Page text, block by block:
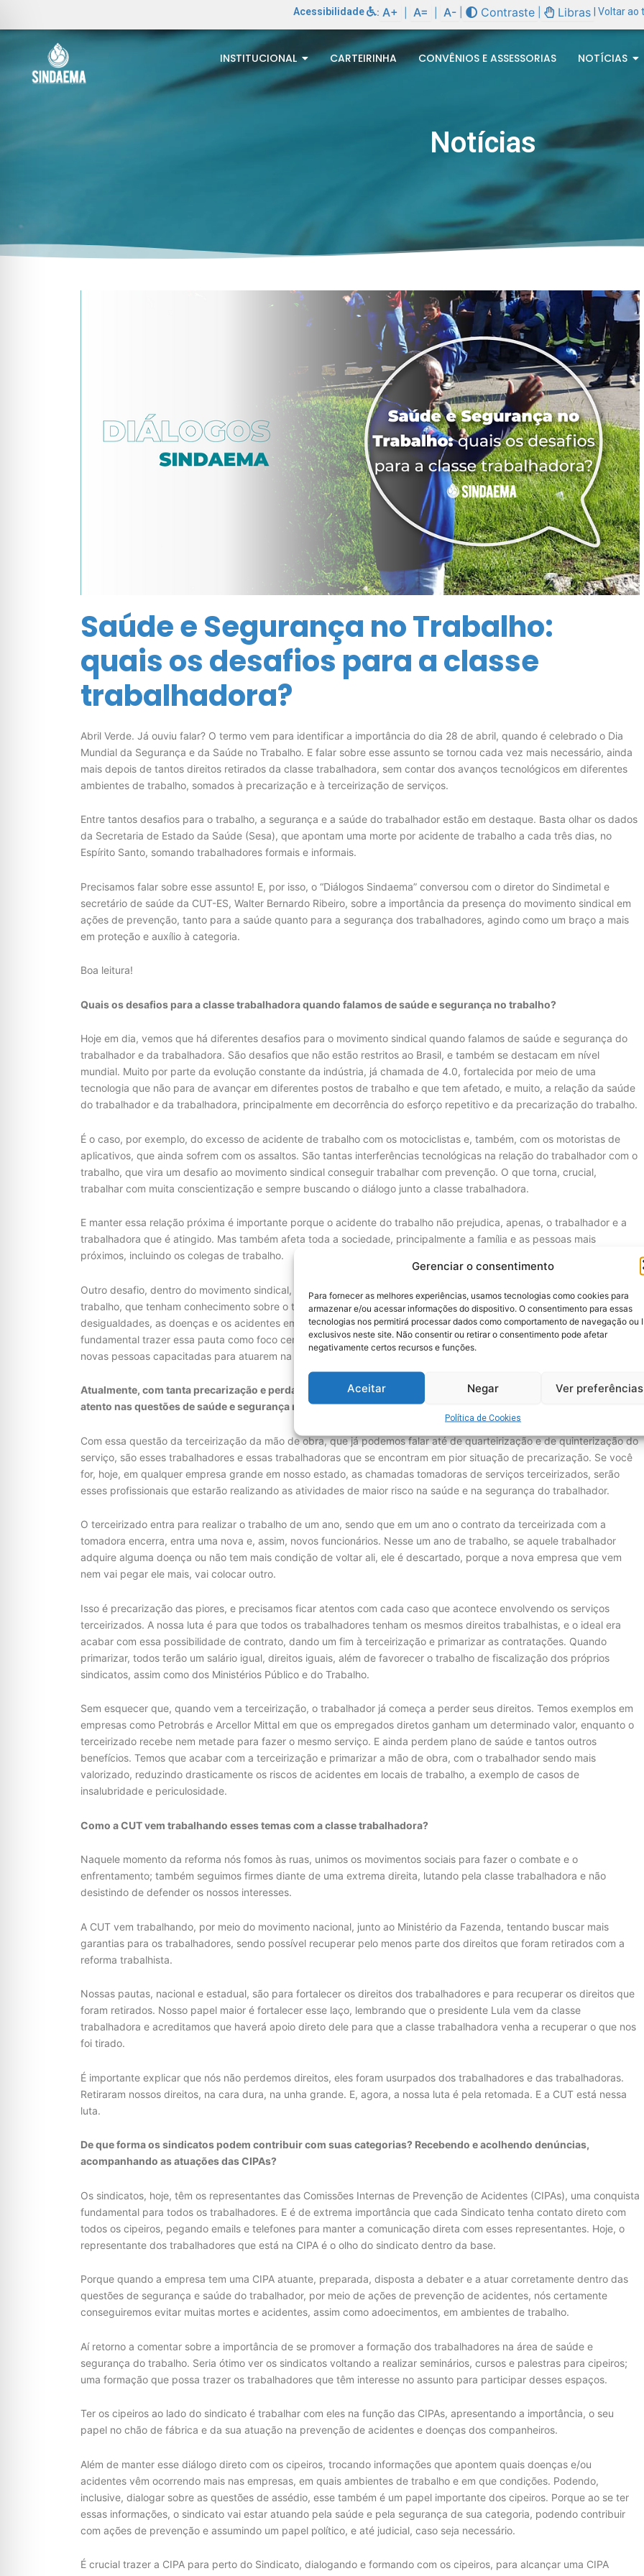
Gerenciar o consentimento
Para fornecer as melhores experiências, usamos tecnologias como cookies para
armazenar e/ou acessar informações do dispositivo. O consentimento para essas
tecnologias nos permitirá processar dados como comportamento de navegação ou
exclusivos neste site. Não consentir ou retirar o consentimento pode afetar
negativamente certos recursos e funções.
Aceitar Negar Ver preferências
Política de Cookies
Acessibilidade : A+ A= A- Contraste Libras | Voltar
INSTITUCIONAL CARTEIRINHA CONVÊNIOS E ASSESSORIAS NOTÍCIAS
Notícias
Saúde e Segurança no Trabalho:
quais os desafios para a classe
trabalhadora?
Abril Verde. Já ouviu falar? O termo vem para identificar a importância do dia 28 de abril, quando é celebrado o Dia
Mundial da Segurança e da Saúde no Trabalho. E falar sobre esse assunto se tornou cada vez mais necessário, ainda
mais depois de tantos direitos retirados da classe trabalhadora, sem contar dos avanços tecnológicos em diferentes
ambientes de trabalho, somados à precarização e à terceirização de serviços.
Entre tantos desafios para o trabalho, a segurança e a saúde do trabalhador estão em destaque. Basta olhar os dados
da Secretaria de Estado da Saúde (Sesa), que apontam uma morte por acidente de trabalho a cada três dias, no
Espírito Santo, somando trabalhadores formais e informais.
Precisamos falar sobre esse assunto! E, por isso, o “Diálogos Sindaema” conversou com o diretor do Sindimetal e
secretário de saúde da CUT-ES, Walter Bernardo Ribeiro, sobre a importância da presença do movimento sindical em
ações de prevenção, tanto para a saúde quanto para a segurança dos trabalhadores, agindo como um braço a mais
em proteção e auxílio à categoria.
Boa leitura!
Quais os desafios para a classe trabalhadora quando falamos de saúde e segurança no trabalho?
Hoje em dia, vemos que há diferentes desafios para o movimento sindical quando falamos de saúde e segurança do
trabalhador e da trabalhadora. São desafios que não estão restritos ao Brasil, e também se destacam em nível
mundial. Muito por parte da evolução constante da indústria, já chamada de 4.0, fortalecida por meio de uma
tecnologia que não para de avançar em diferentes postos de trabalho e que tem afetado, e muito, a relação da saúde
do trabalhador e da trabalhadora, principalmente em decorrência do esforço repetitivo e da precarização do trabalho.
É o caso, por exemplo, do excesso de acidente de trabalho com os motociclistas e, também, com os motoristas de
aplicativos, que ainda sofrem com os assaltos. São tantas interferências tecnológicas na relação do trabalhador com o
trabalho, que vira um desafio ao movimento sindical conseguir trabalhar com prevenção. O que torna, crucial,
trabalhar com muita conscientização e sempre buscando o diálogo junto a classe trabalhadora.
E manter essa relação próxima é importante porque o acidente do trabalho não prejudica, apenas, o trabalhador e a
trabalhadora que é atingido. Mas também afeta toda a sociedade, principalmente a família e as pessoas mais
próximos, incluindo os colegas de trabalho.
Outro desafio, dentro do movimento sindical, é sobre a formação de novos quadros, nos sindicatos e nos locais de
trabalho, que tenham conhecimento sobre o tema. O sindicato foi criado, historicamente, para combater as
desigualdades, as doenças e os acidentes em ambientes de trabalho. Essa luta é desde sua criação, o que torna ser
fundamental trazer essa pauta como foco central em todos os sindicatos, procurando meios de preparar e qualificar
novas pessoas capacitadas para atuarem na área da saúde e da segurança do trabalhador e da trabalhadora.
Atualmente, com tanta precarização e perda de direitos, qual grupo de trabalhadores/as precisa estar ainda mais
atento nas questões de saúde e segurança no trabalho?
Com essa questão da terceirização da mão de obra, que já podemos falar até de quarteirização e de quinterização do
serviço, são esses trabalhadores e essas trabalhadoras que se encontram em pior situação de precarização. Se você
for, hoje, em qualquer empresa grande em nosso estado, as chamadas tomadoras de serviços terceirizados, serão
esses profissionais que estarão realizando as atividades de maior risco na saúde e na segurança do trabalhador.
O terceirizado entra para realizar o trabalho de um ano, sendo que em um ano o contrato da terceirizada com a
tomadora encerra, entra uma nova e, assim, novos funcionários. Nesse um ano de trabalho, se aquele trabalhador
adquire alguma doença ou não tem mais condição de voltar ali, ele é descartado, porque a nova empresa que vem
nem vai pegar ele mais, vai colocar outro.
Isso é precarização das piores, e precisamos ficar atentos com cada caso que acontece envolvendo os serviços
terceirizados. A nossa luta é para que todos os trabalhadores tenham os mesmos direitos trabalhistas, e o ideal era
acabar com essa possibilidade de contrato, dando um fim à terceirização e primarizar as contratações. Quando
primarizar, todos terão um salário igual, direitos iguais, além de favorecer o trabalho de fiscalização dos próprios
sindicatos, assim como dos Ministérios Público e do Trabalho.
Sem esquecer que, quando vem a terceirização, o trabalhador já começa a perder seus direitos. Temos exemplos em
empresas como Petrobrás e Arcellor Mittal em que os empregados diretos ganham um determinado valor, enquanto o
terceirizado recebe nem metade para fazer o mesmo serviço. E ainda perdem plano de saúde e tantos outros
benefícios. Temos que acabar com a terceirização e primarizar a mão de obra, com o trabalhador sendo mais
valorizado, reduzindo drasticamente os riscos de acidentes em locais de trabalho, a exemplo de casos de
insalubridade e periculosidade.
Como a CUT vem trabalhando esses temas com a classe trabalhadora?
Naquele momento da reforma nós fomos às ruas, unimos os movimentos sociais para fazer o combate e o
enfrentamento; também seguimos firmes diante de uma extrema direita, lutando pela classe trabalhadora e não
desistindo de defender os nossos interesses.
A CUT vem trabalhando, por meio do movimento nacional, junto ao Ministério da Fazenda, tentando buscar mais
garantias para os trabalhadores, sendo possível recuperar pelo menos parte dos direitos que foram retirados com a
reforma trabalhista.
Nossas pautas, nacional e estadual, são para fortalecer os direitos dos trabalhadores e para recuperar os direitos que
foram retirados. Nosso papel maior é fortalecer esse laço, lembrando que o presidente Lula vem da classe
trabalhadora e acreditamos que haverá apoio direto dele para que a classe trabalhadora venha a recuperar o que nos
foi tirado.
É importante explicar que nós não perdemos direitos, eles foram usurpados dos trabalhadores e das trabalhadoras.
Retiraram nossos direitos, na cara dura, na unha grande. E, agora, a nossa luta é pela retomada. E a CUT está nessa
luta.
De que forma os sindicatos podem contribuir com suas categorias? Recebendo e acolhendo denúncias,
acompanhando as atuações das CIPAs?
Os sindicatos, hoje, têm os representantes das Comissões Internas de Prevenção de Acidentes (CIPAs), uma conquista
fundamental para todos os trabalhadores. E é de extrema importância que cada Sindicato tenha contato direto com
todos os cipeiros, pegando emails e telefones para manter a comunicação direta com esses representantes. Hoje, o
representante dos trabalhadores que está na CIPA é o olho do sindicato dentro da base.
Porque quando a empresa tem uma CIPA atuante, preparada, disposta a debater e a atuar corretamente dentro das
questões de segurança e saúde do trabalhador, por meio de ações de prevenção de acidentes, nós certamente
conseguiremos evitar muitas mortes e acidentes, assim como adoecimentos, em ambientes de trabalho.
Aí retorno a comentar sobre a importância de se promover a formação dos trabalhadores na área de saúde e
segurança do trabalho. Seria ótimo ver os sindicatos voltando a realizar seminários, cursos e palestras para cipeiros;
uma formação que possa trazer os trabalhadores que têm interesse no assunto para participar desses espaços.
Ter os cipeiros ao lado do sindicato é trabalhar com eles na função das CIPAs, apresentando a importância, o seu
papel no chão de fábrica e da sua atuação na prevenção de acidentes e doenças dos companheiros.
Além de manter esse diálogo direto com os cipeiros, trocando informações que apontem quais doenças e/ou
acidentes vêm ocorrendo mais nas empresas, em quais ambientes de trabalho e em que condições. Podendo,
inclusive, dialogar sobre as questões de assédio, esse também é um papel importante dos cipeiros. Porque ao se ter
essas informações, o sindicato vai estar atuando pela saúde e pela segurança de sua categoria, podendo contribuir
com ações de prevenção e assumindo um papel político, e até judicial, caso seja necessário.
É crucial trazer a CIPA para perto do Sindicato, dialogando e formando com os cipeiros, para alcançar uma CIPA